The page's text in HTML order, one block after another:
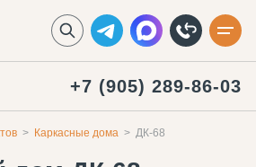
+7 (905) 289-86-03
Каркасные дома ДК-68